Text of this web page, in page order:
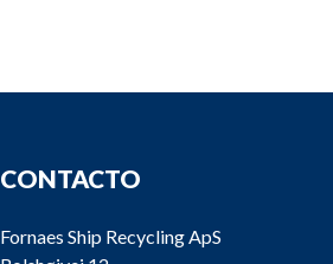
CONTACTO
Fornaes Ship Recycling ApS